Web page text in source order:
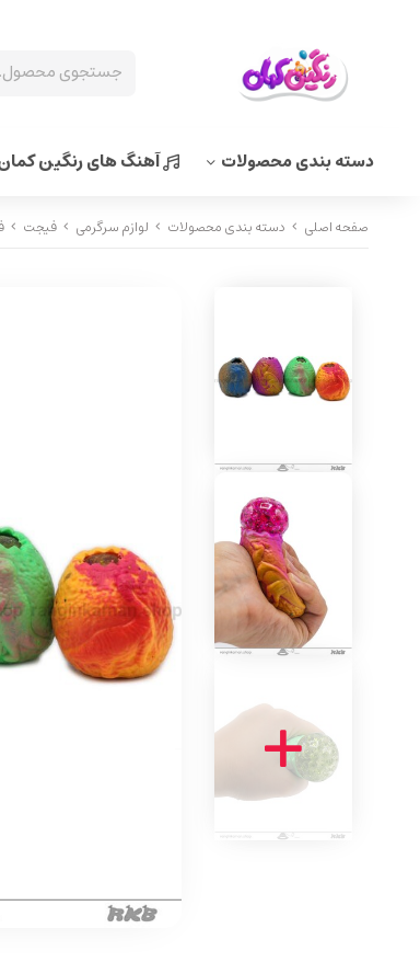
دسته بندی محصولات آهنگ های رنگین
صفحه اصلی دسته بندی محصولات لوازم سرگرمی فیجت